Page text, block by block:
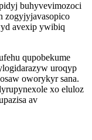
buhyvevimozoci
zogyjyjavasopico
avexip ywibiq
qupobekume
uroqyp
oworykyr sana.
xo eluloz
av